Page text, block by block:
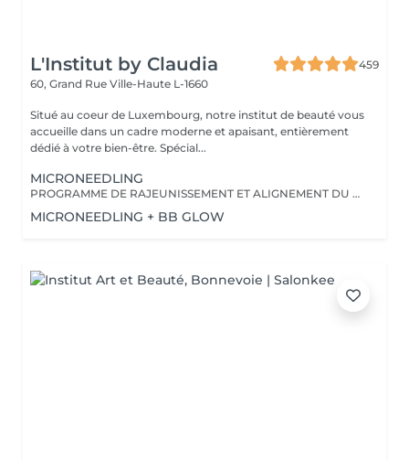
L'Institut by Claudia
459
60, Grand Rue Ville-Haute L-1660
Situé au coeur de Luxembourg, notre institut de beauté vous
accueille dans un cadre moderne et apaisant, entièrement
dédié à votre bien-être. Spécial...
MICRONEEDLING
PROGRAMME DE RAJEUNISSEMENT ET ALIGNEMENT DU TEINT DE LA PEAU
MICRONEEDLING + BB GLOW